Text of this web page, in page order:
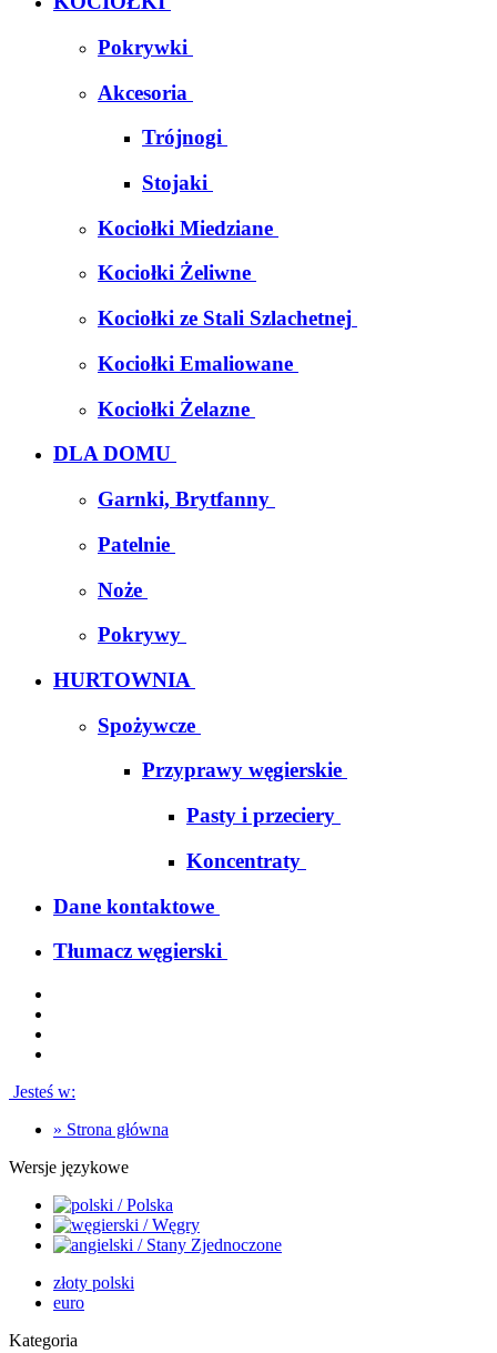
Pokrywki
Akcesoria
Trójnogi
Stojaki
Kociołki Miedziane
Kociołki Żeliwne
Kociołki ze Stali Szlachetnej
Kociołki Emaliowane
Kociołki Żelazne
DLA DOMU
Garnki, Brytfanny
Patelnie
Noże
Pokrywy
HURTOWNIA
Spożywcze
Przyprawy węgierskie
Pasty i przeciery
Koncentraty
Dane kontaktowe
Tłumacz węgierski
Jesteś w:
» Strona główna
Wersje językowe
złoty polski
euro
Kategoria